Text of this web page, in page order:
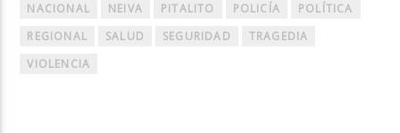
NACIONAL
NEIVA PITALITO POLICÍA
POLÍTICA
REGIONAL
SALUD SEGURIDAD
TRAGEDIA
VIOLENCIA